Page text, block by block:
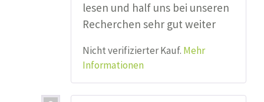
lesen und half uns bei unseren
Recherchen sehr gut weiter
Nicht verifizierter Kauf. Mehr
Informationen